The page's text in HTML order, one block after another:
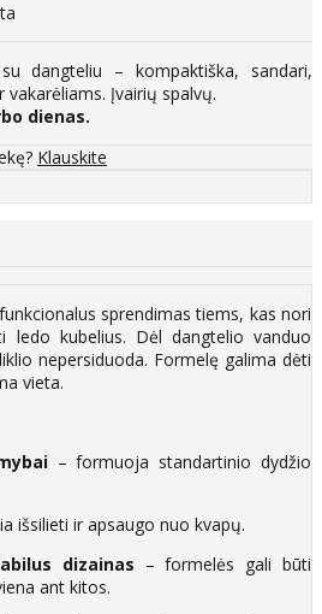
dangteliu – kompaktiška, sandari,
Įvairių spalvų.
dienas.
Klauskite
sprendimas tiems, kas nori
ledo kubelius. Dėl dangtelio vanduo
nepersiduoda. Formelę galima dėti
vieta.
– formuoja standartinio dydžio
išsilieti ir apsaugo nuo kvapų.
dizainas – formelės gali būti
ant kitos.